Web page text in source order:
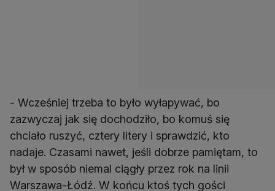
- Wcześniej trzeba to było wyłapywać, bo
zazwyczaj jak się dochodziło, bo komuś się
chciało ruszyć, cztery litery i sprawdzić, kto
nadaje. Czasami nawet, jeśli dobrze pamiętam, to
był w sposób niemal ciągły przez rok na linii
Warszawa-Łódź. W końcu ktoś tych gości